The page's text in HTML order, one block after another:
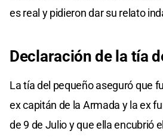
es real y pidieron dar su relato
Declaración de la tía
La tía del pequeño aseguró que
ex capitán de la Armada y la ex
de 9 de Julio y que ella encubrió